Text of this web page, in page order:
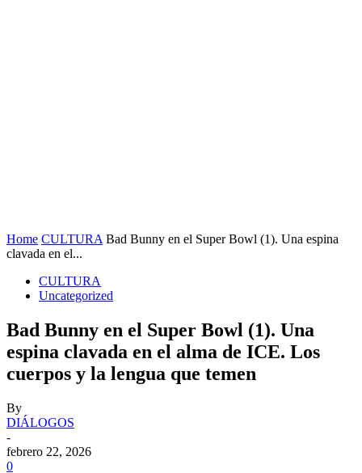
Home CULTURA Bad Bunny en el Super Bowl (1). Una espina
clavada en el...
CULTURA
Uncategorized
Bad Bunny en el Super Bowl (1). Una
espina clavada en el alma de ICE. Los
cuerpos y la lengua que temen
By
DIÁLOGOS
-
febrero 22, 2026
0